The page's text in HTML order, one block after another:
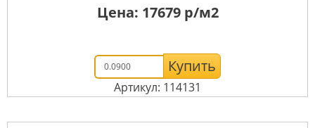
Цена: 17679р/м2
Купить
Артикул: 114131